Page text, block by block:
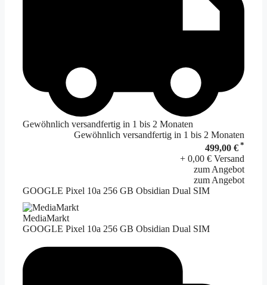
Gewöhnlich versandfertig in 1 bis 2 Monaten
Gewöhnlich versandfertig in 1 bis 2 Monaten
499,00 € *
+ 0,00 € Versand
zum Angebot
zum Angebot
GOOGLE Pixel 10a 256 GB Obsidian Dual SIM
MediaMarkt
GOOGLE Pixel 10a 256 GB Obsidian Dual SIM